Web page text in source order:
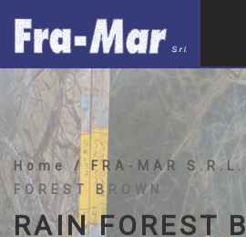
Home / FRA-MAR
FOREST BROWN
RAIN FOREST